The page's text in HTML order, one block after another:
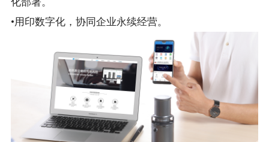
•用印数字化，协同企业永续经营。